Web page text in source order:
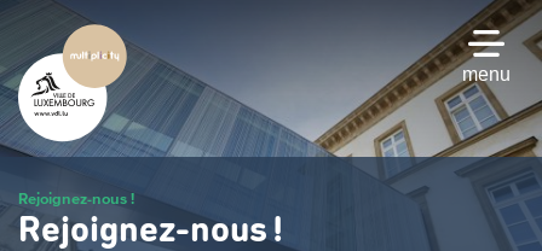
contenu
principal
menu
Rejoignez-nous !
Rejoignez-nous !